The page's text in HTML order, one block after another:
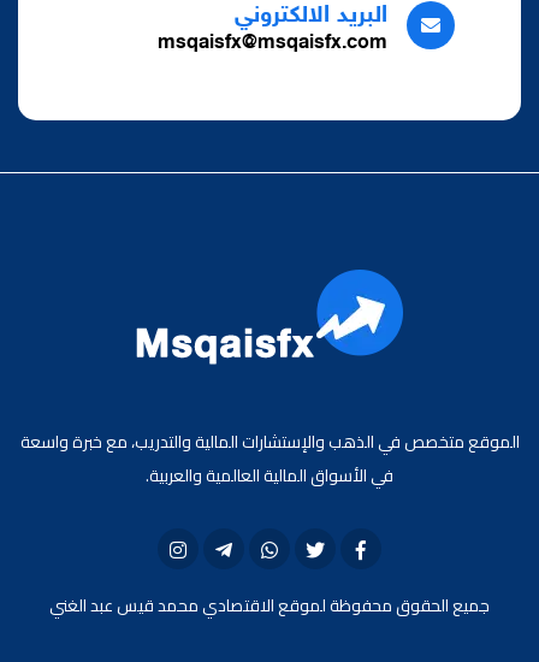
البريد الالكتروني
msqaisfx@msqaisfx.com
الموقع متخصص في الذهب والإستشارات المالية والتدريب، مع خبرة واسعة
في الأسواق المالية العالمية والعربية.
جميع الحقوق محفوظة لموقع الاقتصادي محمد قيس عبد الغني